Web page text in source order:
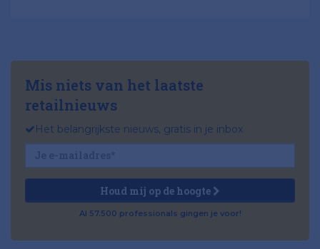
Mis niets van het laatste
retailnieuws
Het belangrijkste nieuws, gratis in je inbox
Houd mij op de hoogte
Al 57.500 professionals gingen je voor!